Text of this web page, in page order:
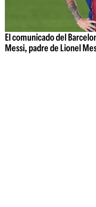
El comunicado del
Messi, padre de Lionel